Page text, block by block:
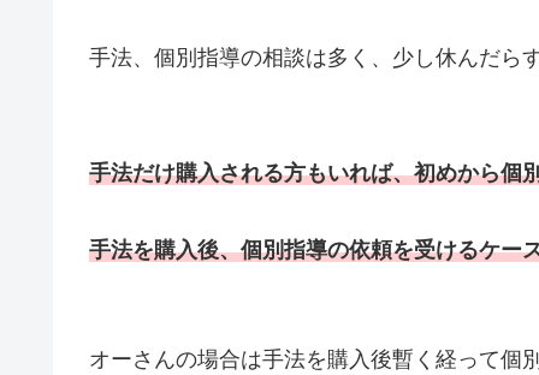
手法、個別指導の相談は多く、少し休んだら
手法だけ購入される方もいれば、初めから個
手法を購入後、個別指導の依頼を受けるケー
オーさんの場合は手法を購入後暫く経って個